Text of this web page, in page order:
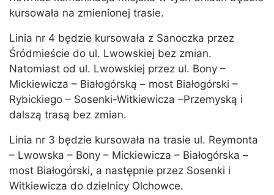
kursowała na zmienionej trasie.
Linia nr 4 będzie kursowała z Sanoczka przez
Śródmieście do ul. Lwowskiej bez zmian.
Natomiast od ul. Lwowskiej przez ul. Bony –
Mickiewicza – Białogórską – most Białogórski –
Rybickiego – Sosenki-Witkiewicza –Przemyską i
dalszą trasą bez zmian.
Linia nr 3 będzie kursowała na trasie ul. Reymonta
– Lwowska – Bony – Mickiewicza – Białogórska –
most Białogórski, a następnie przez Sosenki i
Witkiewicza do dzielnicy Olchowce.